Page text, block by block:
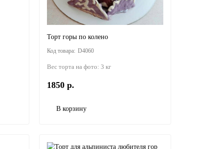
Торт горы по колено
D4060
Вес торта на фото: 3 кг
1850 р.
В корзину